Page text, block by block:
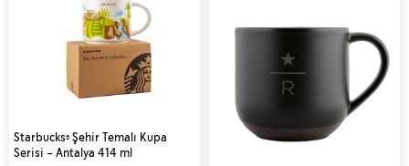
Starbucks® Şehir Temalı Kupa
Serisi - Antalya 414 ml